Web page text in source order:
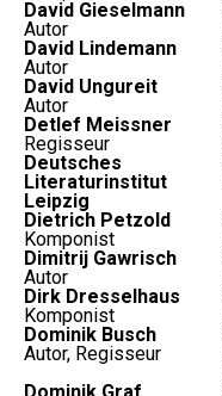
David Gieselmann
Autor
David Lindemann
Autor
David Ungureit
Autor
Detlef Meissner
Regisseur
Deutsches
Literaturinstitut
Leipzig
Dietrich Petzold
Komponist
Dimitrij Gawrisch
Autor
Dirk Dresselhaus
Komponist
Dominik Busch
Autor, Regisseur